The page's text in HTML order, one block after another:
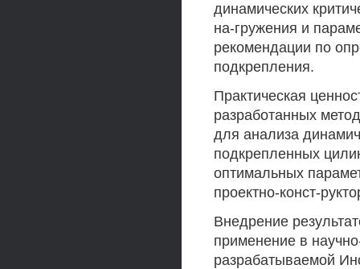
динамических
на-гружения и
рекомендации по
подкрепления.
Практическая
разработанных
для анализа
подкрепленных
оптимальных
проектно-конст-
Внедрение
применение в
разрабатываемой